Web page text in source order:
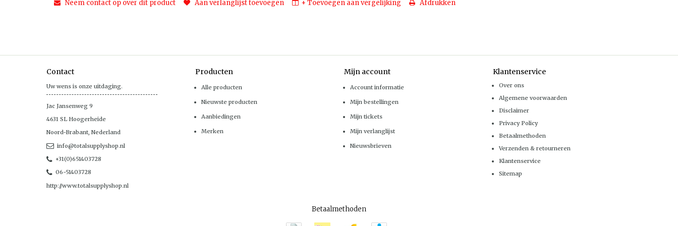
Neem contact op over dit product Aan verlanglijst toevoegen + Toevoegen aan vergelijking Afdrukken
Contact
Uw wens is onze uitdaging.
Jac Jansenweg 9
4631 SL Hoogerheide
Noord-Brabant, Nederland
info@totalsupplyshop.nl
+31(0)651403728
06-51403728
http://www.totalsupplyshop.nl
Producten
Alle producten
Nieuwste producten
Aanbiedingen
Merken
Mijn account
Account informatie
Mijn bestellingen
Mijn tickets
Mijn verlanglijst
Nieuwsbrieven
Klantenservice
Over ons
Algemene voorwaarden
Disclaimer
Privacy Policy
Betaalmethoden
Verzenden & retourneren
Klantenservice
Sitemap
Betaalmethoden